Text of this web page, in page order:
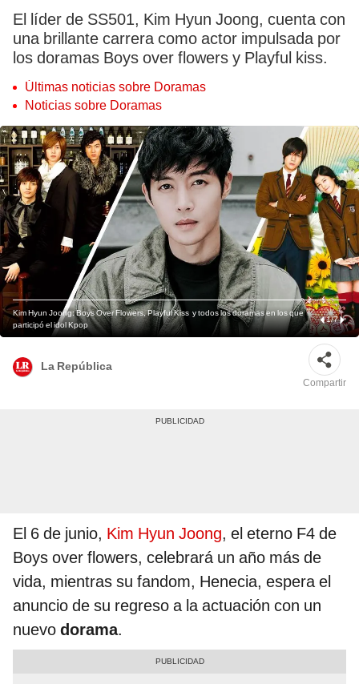
El líder de SS501, Kim Hyun Joong, cuenta con
una brillante carrera como actor impulsada por
los doramas Boys over flowers y Playful kiss.
Últimas noticias sobre Doramas
Noticias sobre Doramas
Kim Hyun Joong: Boys Over Flowers, Playful Kiss y todos los doramas en los que
participó el idol Kpop
1/7
La República
Compartir
El 6 de junio, Kim Hyun Joong, el eterno F4 de
Boys over flowers, celebrará un año más de
vida, mientras su fandom, Henecia, espera el
anuncio de su regreso a la actuación con un
nuevo dorama.